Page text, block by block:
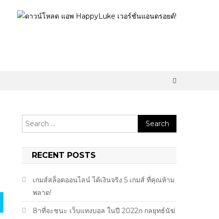
Search
for:
RECENT POSTS
เกมส์สล็อตออนไลน์ ได้เงินจริง 5 เกมส์ ที่คุณห้าม
พลาด!
8าที่จะชนะ เว็บแทงบอล ในปี 2022ก กลยุทธ์นัฆ่